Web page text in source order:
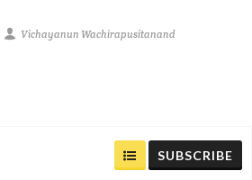
Vichayanun Wachirapusitanand
SUBSCRIBE